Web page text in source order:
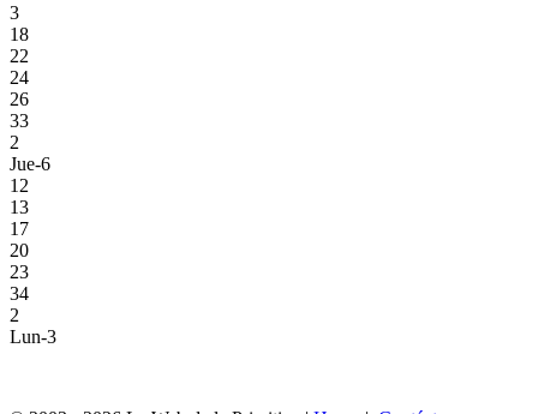
3
18
22
24
26
33
2
Jue-6
12
13
17
20
23
34
2
Lun-3